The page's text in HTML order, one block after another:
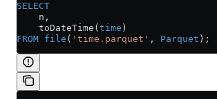
SELECT
    n,
    toDateTime(
time )
FROM file ( 'time.parquet' , Parquet );